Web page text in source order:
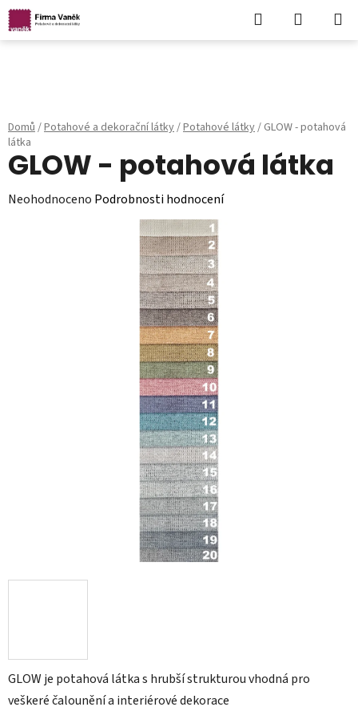
Hledat
KOŠÍK
Domů/Potahové a dekorační látky/Potahové látky/ GLOW - potahová
látka
GLOW je potahová látka s hrubší strukturou vhodná pro
veškeré čalounění a interiérové dekorace
GLOW - potahová látka
Průměrné
Neohodnoceno Podrobnosti hodnocení